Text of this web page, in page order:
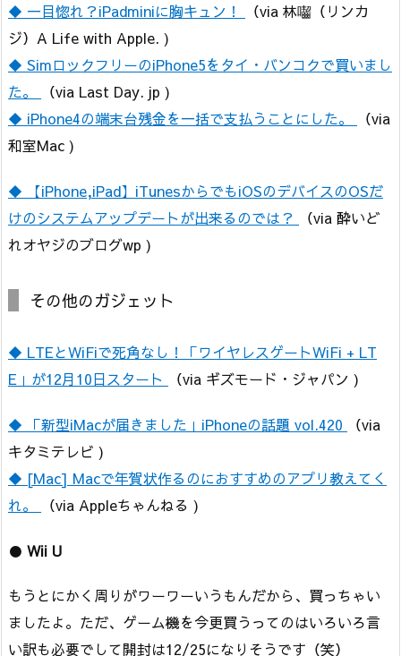
◆ 一目惚れ？iPadminiに胸キュン！
（via 林囓（リンカ
ジ）A Life with Apple. )
◆ SimロックフリーのiPhone5をタイ・バンコクで買いまし
た。
（via Last Day. jp )
◆ iPhone4の端末台残金を一括で支払うことにした。
（via
和室Mac )
◆ 【iPhone,iPad】iTunesからでもiOSのデバイスのOSだ
けのシステムアップデートが出来るのでは？
（via 酔いど
れオヤジのブログwp )
その他のガジェット
◆ LTEとWiFiで死角なし！「ワイヤレスゲートWiFi + LT
E」が12月10日スタート
（via ギズモード・ジャパン )
◆ 「新型iMacが届きました」iPhoneの話題 vol.420
（via
キタミテレビ )
◆ [Mac] Macで年賀状作るのにおすすめのアプリ教えてく
れ。
（via Appleちゃんねる )
● Wii U
もうとにかく周りがワーワーいうもんだから、買っちゃい
ましたよ。ただ、ゲーム機を今更買うってのはいろいろ言
い訳も必要でして開封は12/25になりそうです（笑）